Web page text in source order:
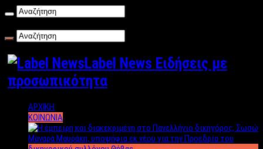
Label News Ειδήσεις με
προσωπικότητα
ΑΡΧΙΚΗ
ΚΟΙΝΩΝΙΑ